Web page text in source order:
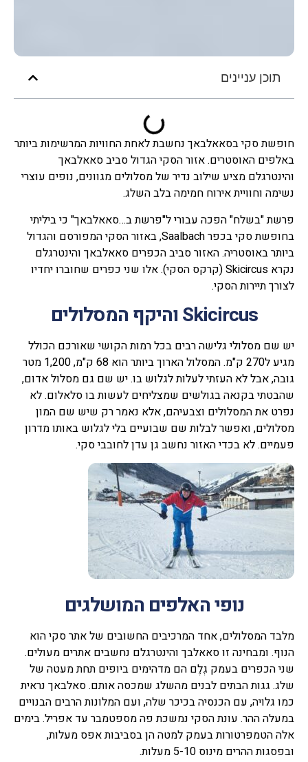
תוכן עניינים
חופשת סקי בסאאלבאך נחשבת לאחת החוויות המרשימות ביותר
באלפים האוסטרים. אזור הסקי הגדול סביב סאאלבאך
והינטרגלם מציע שילוב נדיר של מסלולים מגוונים, נופים עוצרי
נשימה וחוויית אירוח חמימה בלב השלג.
פרשת "בשלח" הפכה עבורי ל"פרשת ב…סאאלבאך" כי ביליתי
בחופשת סקי בכפר Saalbach, באזור הסקי המפורסם והגדול
ביותר באוסטריה. האזור סביב הכפרים סאאלבאך והינטרגלם
נקרא Skicircus (קרקס הסקי). אלו שני כפרים שחוברו יחדיו
לצורך תיירות הסקי.
Skicircus והיקף המסלולים
יש שם מסלולי גלישה רבים בכל רמות הקושי שאורכם הכולל
מגיע ל270 ק"מ. המסלול הארוך ביותר הוא 68 ק"מ, 1,200 מטר
גובה, אבל לא העזתי לעלות לגלוש בו. יש שם גם מסלול אדום,
שהבטתי בקנאה בגולשים שמצליחים לעשות בו סלאלום. לא
נפרט את המסלולים וצבעיהם, אלא נאמר רק שיש שם המון
מסלולים, ואפשר לבלות שם שבועיים בלי לגלוש באותו מדרון
פעמיים. לא בכדי האזור נחשב גן עדן לחובבי סקי.
נופי האלפים המושלגים
מלבד המסלולים, אחד המרכיבים החשובים של אתר סקי הוא
הנוף. ומבחינה זו סאאלבך והינטרגלם נחשבים אתרים מעולים.
שני הכפרים בעמק גְלֶם הם מדהימים ביופים תחת מעטה של
שלג. גגות הבתים לבנים מהשלג שמכסה אותם. סאלבאך נראית
כמו גלויה, עם הכנסיה בכיכר שלה, ועם המלונות הרבים הבנויים
במעלה ההר. עונת הסקי נמשכת פה מספטמבר עד אפריל. בימים
אלה הטמפרטורות בעמק למטה הן בסביבות אפס מעלות,
ובפסגות ההרים מינוס 5-10 מעלות.